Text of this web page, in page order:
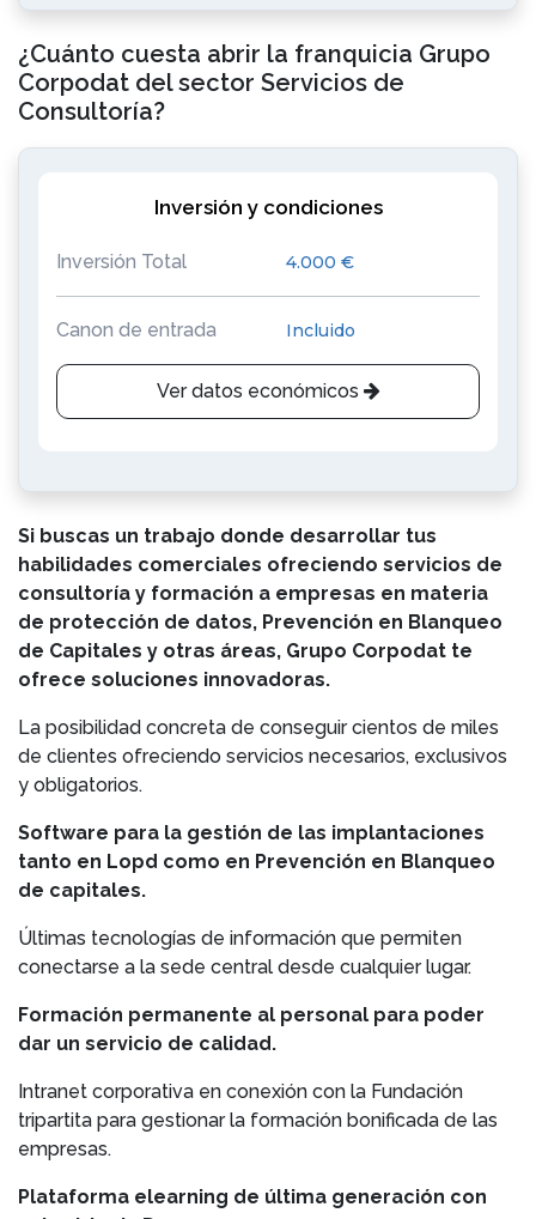
¿Cuánto cuesta abrir la franquicia Grupo
Corpodat del sector Servicios de
Consultoría?
Inversión y condiciones
Inversión Total 4.000 €
Canon de entrada Incluido
Ver datos económicos
Si buscas un trabajo donde desarrollar tus
habilidades comerciales ofreciendo servicios de
consultoría y formación a empresas en materia
de protección de datos, Prevención en Blanqueo
de Capitales y otras áreas, Grupo Corpodat te
ofrece soluciones innovadoras.
La posibilidad concreta de conseguir cientos de miles
de clientes ofreciendo servicios necesarios, exclusivos
y obligatorios.
Software para la gestión de las implantaciones
tanto en Lopd como en Prevención en Blanqueo
de capitales.
Últimas tecnologías de información que permiten
conectarse a la sede central desde cualquier lugar.
Formación permanente al personal para poder
dar un servicio de calidad.
Intranet corporativa en conexión con la Fundación
tripartita para gestionar la formación bonificada de las
empresas.
Plataforma elearning de última generación con